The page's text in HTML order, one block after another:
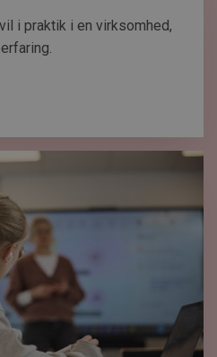
i praktik i en virksomhed,